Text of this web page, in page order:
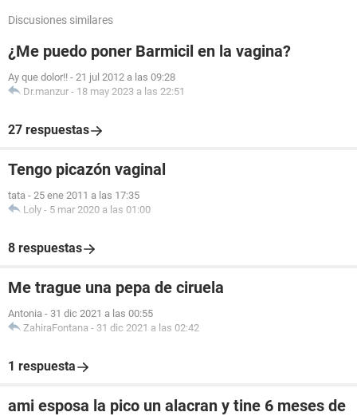
Discusiones similares
¿Me puedo poner Barmicil en la vagina?
Ay que dolor!! - 21 jul 2012 a las 09:28
Dr.manzur - 18 may 2023 a las 22:51
27 respuestas
Tengo picazón vaginal
tata - 25 ene 2011 a las 17:35
Loly - 5 mar 2020 a las 01:00
8 respuestas
Me trague una pepa de ciruela
Antonia - 31 dic 2021 a las 00:55
ZahiraFontana - 31 dic 2021 a las 02:42
1 respuesta
ami esposa la pico un alacran y tine 6 meses de